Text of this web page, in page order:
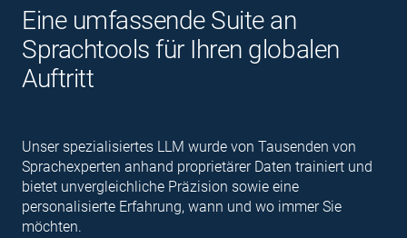
Eine umfassende Suite an
Sprachtools für Ihren globalen
Auftritt
Unser spezialisiertes LLM wurde von Tausenden von
Sprachexperten anhand proprietärer Daten trainiert und
bietet unvergleichliche Präzision sowie eine
personalisierte Erfahrung, wann und wo immer Sie
möchten.